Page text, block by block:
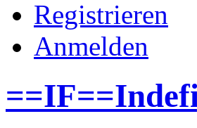
Registrieren
Anmelden